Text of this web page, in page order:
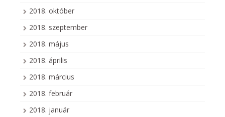
2018. október
2018. szeptember
2018. május
2018. április
2018. március
2018. február
2018. január